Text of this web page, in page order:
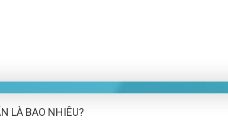
LÀ BAO NHIÊU?